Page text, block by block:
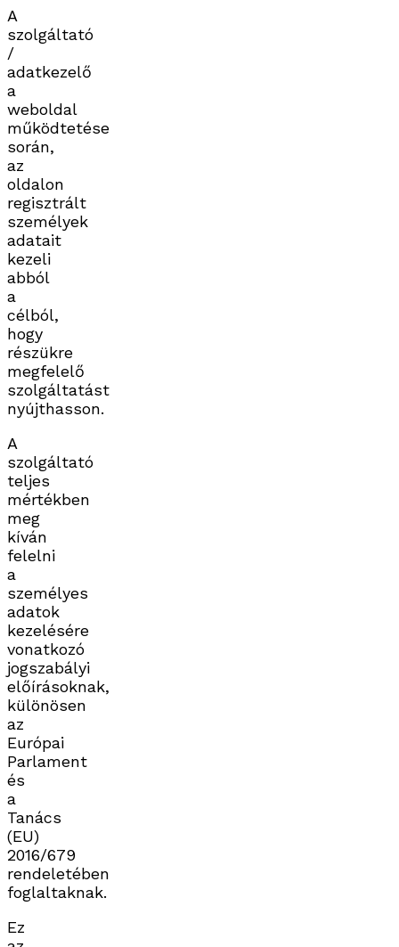
A
szolgáltató
/
adatkezelő
a
weboldal
működtetése
során,
az
oldalon
regisztrált
személyek
adatait
kezeli
abból
a
célból,
hogy
részükre
megfelelő
szolgáltatást
nyújthasson.
A
szolgáltató
teljes
mértékben
meg
kíván
felelni
a
személyes
adatok
kezelésére
vonatkozó
jogszabályi
előírásoknak,
különösen
az
Európai
Parlament
és
a
Tanács
(EU)
2016/679
rendeletében
foglaltaknak.
Ez